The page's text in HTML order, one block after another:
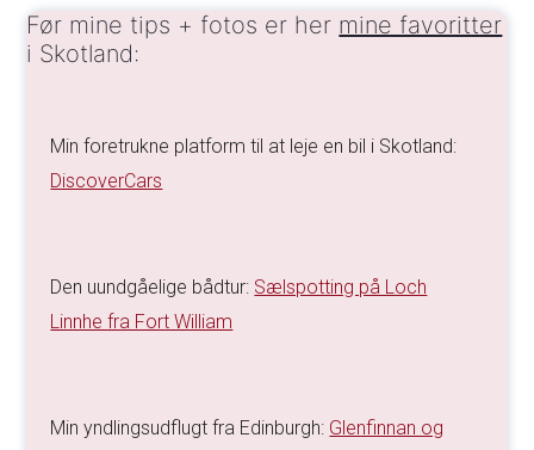
Før mine tips + fotos er her mine favoritter
i Skotland:
Min foretrukne platform til at leje en bil i Skotland:
DiscoverCars
Den uundgåelige bådtur: Sælspotting på Loch
Linnhe fra Fort William
Min yndlingsudflugt fra Edinburgh: Glenfinnan og